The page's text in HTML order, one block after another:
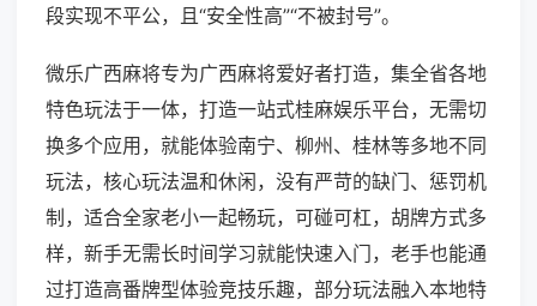
段实现不平公，且“安全性高”“不被封号”。
微乐广西麻将专为广西麻将爱好者打造，集全省各地
特色玩法于一体，打造一站式桂麻娱乐平台，无需切
换多个应用，就能体验南宁、柳州、桂林等多地不同
玩法，核心玩法温和休闲，没有严苛的缺门、惩罚机
制，适合全家老小一起畅玩，可碰可杠，胡牌方式多
样，新手无需长时间学习就能快速入门，老手也能通
过打造高番牌型体验竞技乐趣，部分玩法融入本地特